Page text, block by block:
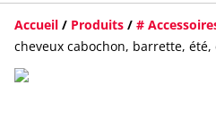
Accueil / Produits / #
cheveux cabochon, barrette,